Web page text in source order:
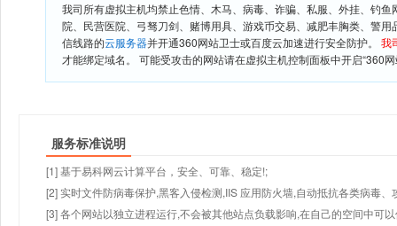
我司所有虚拟主机均禁止色情、木马、病毒、诈骗、私服、外挂、钓
院、民营医院、弓驽刀剑、赌博用具、游戏币交易、减肥丰胸类、警
信线路的云服务器并开通360网站卫士或百度云加速进行安全防护。 我
才能绑定域名。 可能受攻击的网站请在虚拟主机控制面板中开启“360
服务标准说明
[1] 基于易科网云计算平台，安全、可靠、稳定!;
[2] 实时文件防病毒保护,黑客入侵检测,IIS 应用防火墙,自动抵抗各类病毒、
[3] 各个网站以独立进程运行,不会被其他站点负载影响,在自己的空间中可